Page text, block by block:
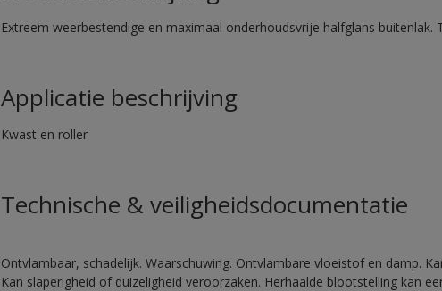
Extreem weerbestendige en maximaal onderhoudsvrije halfglans buitenlak.
Applicatie beschrijving
Kwast en roller
Technische & veiligheidsdocumentatie
Ontvlambaar, schadelijk. Waarschuwing. Ontvlambare vloeistof en damp.
Kan slaperigheid of duizeligheid veroorzaken. Herhaalde blootstelling kan